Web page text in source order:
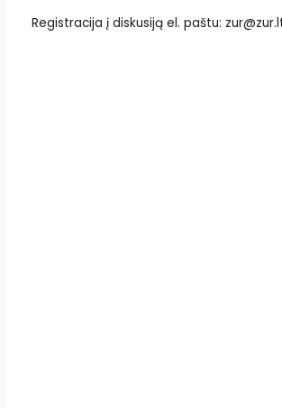
Registracija į diskusiją el. paštu: